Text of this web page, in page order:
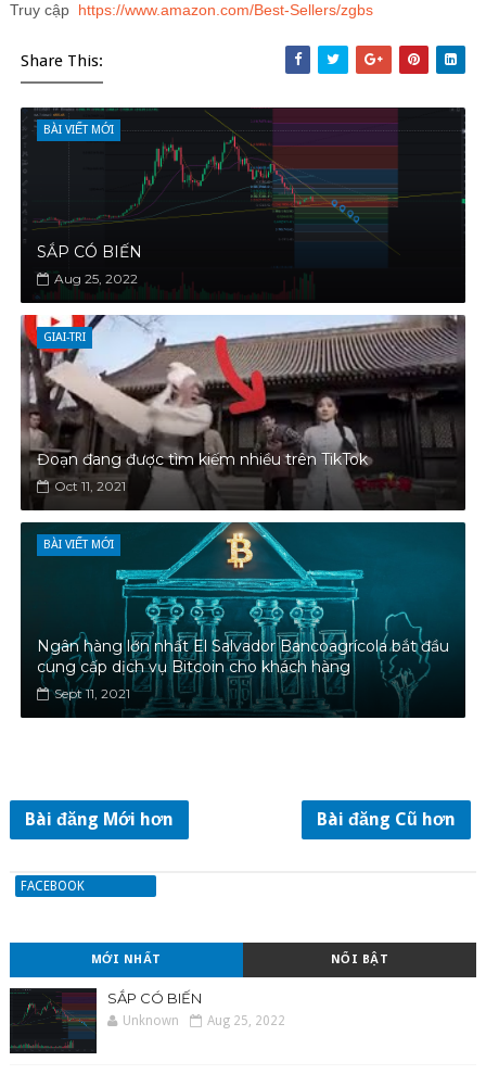
Truy cập https://www.amazon.com/Best-Sellers/zgbs
Share This:
BÀI VIẾT MỚI
SẮP CÓ BIẾN
Aug 25, 2022
GIAI-TRI
Đoạn đang được tìm kiếm nhiều trên TikTok
Oct 11, 2021
BÀI VIẾT MỚI
Ngân hàng lớn nhất El Salvador Bancoagrícola bắt đầu
cung cấp dịch vụ Bitcoin cho khách hàng
Sept 11, 2021
Bài đăng Mới hơn Bài đăng Cũ hơn
FACEBOOK
MỚI NHẤT NỔI BẬT
SẮP CÓ BIẾN
Unknown Aug 25, 2022